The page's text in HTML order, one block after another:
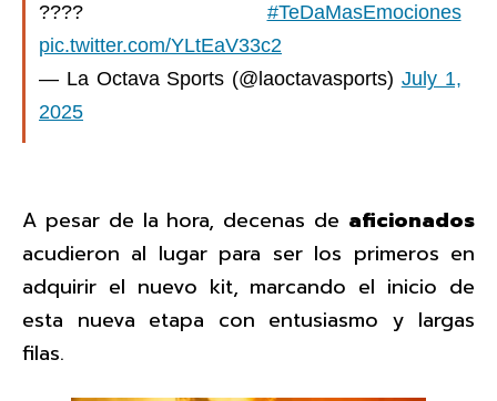
???? #TeDaMasEmociones
pic.twitter.com/YLtEaV33c2
— La Octava Sports (@laoctavasports) July 1,
2025
A pesar de la hora, decenas de aficionados
acudieron al lugar para ser los primeros en
adquirir el nuevo kit, marcando el inicio de
esta nueva etapa con entusiasmo y largas
filas.